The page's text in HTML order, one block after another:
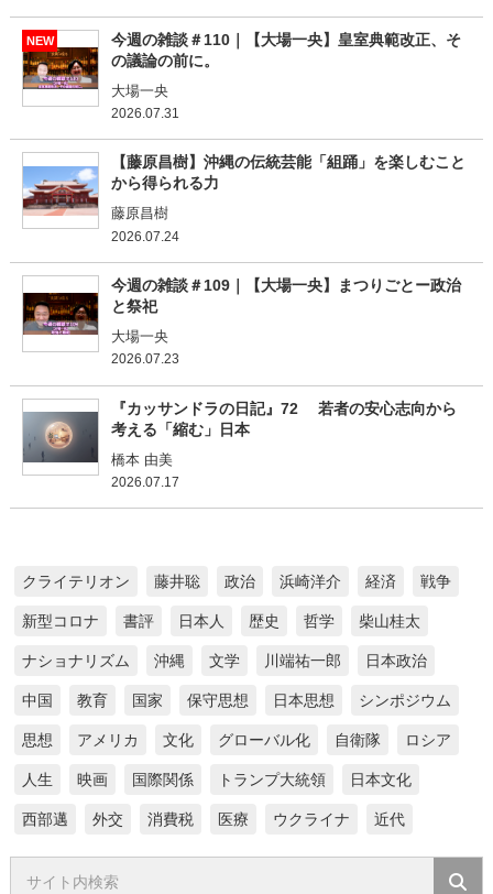
NEW
今週の雑談＃110｜【大場一央】皇室典範改正、そ
の議論の前に。
大場一央
2026.07.31
【藤原昌樹】沖縄の伝統芸能「組踊」を楽しむこと
から得られる力
藤原昌樹
2026.07.24
今週の雑談＃109｜【大場一央】まつりごとー政治
と祭祀
大場一央
2026.07.23
『カッサンドラの日記』72 若者の安心志向から
考える「縮む」日本
橋本 由美
2026.07.17
クライテリオン 藤井聡 政治 浜崎洋介 経済 戦争
新型コロナ 書評 日本人 歴史 哲学 柴山桂太
ナショナリズム 沖縄 文学 川端祐一郎 日本政治
中国 教育 国家 保守思想 日本思想 シンポジウム
思想 アメリカ 文化 グローバル化 自衛隊 ロシア
人生 映画 国際関係 トランプ大統領 日本文化
西部邁 外交 消費税 医療 ウクライナ 近代